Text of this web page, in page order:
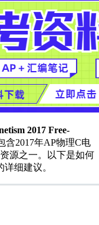
2017 Free-
含2017年AP物理C电
源之一。以下是如何
细建议。